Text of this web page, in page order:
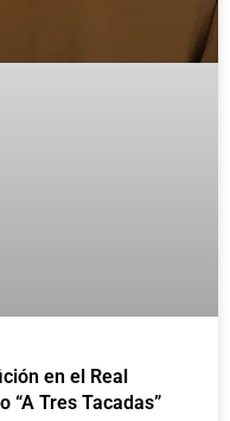
en el Real
“A Tres Tacadas”